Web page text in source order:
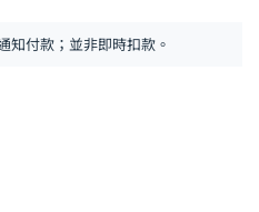
知付款；並非即時扣款。